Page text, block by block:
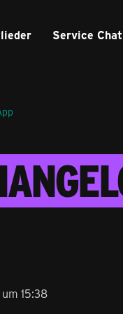
Service Chat
15:38